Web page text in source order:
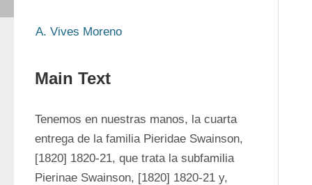
A. Vives Moreno
Main Text
Tenemos en nuestras manos, la cuarta
entrega de la familia Pieridae Swainson,
[1820] 1820-21, que trata la subfamilia
Pierinae Swainson, [1820] 1820-21 y,